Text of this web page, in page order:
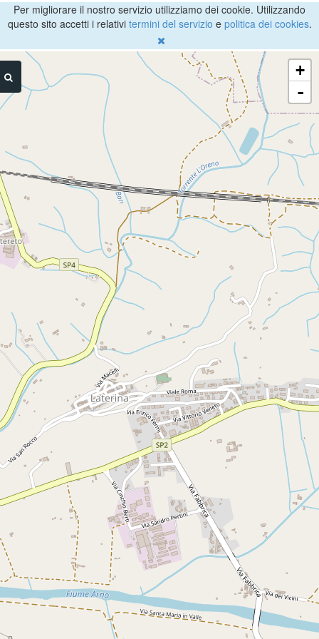
Per migliorare il nostro servizio utilizziamo dei cookie. Utilizzando
questo sito accetti i relativi termini del servizio e politica dei cookies.
+
-